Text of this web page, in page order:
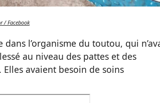
/ Facebook
l’organisme du toutou, qui
au niveau des pattes et des
avaient besoin de soins